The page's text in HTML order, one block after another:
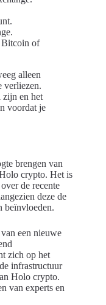
Bitcoin of
alleen
verliezen.
en het
voordat je
brengen van
crypto. Het is
de recente
deze de
beïnvloeden.
een nieuwe
zich op het
infrastructuur
Holo crypto.
van experts en